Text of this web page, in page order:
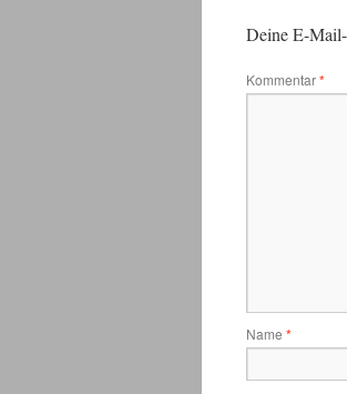
Deine E-
Kommentar*
Name *